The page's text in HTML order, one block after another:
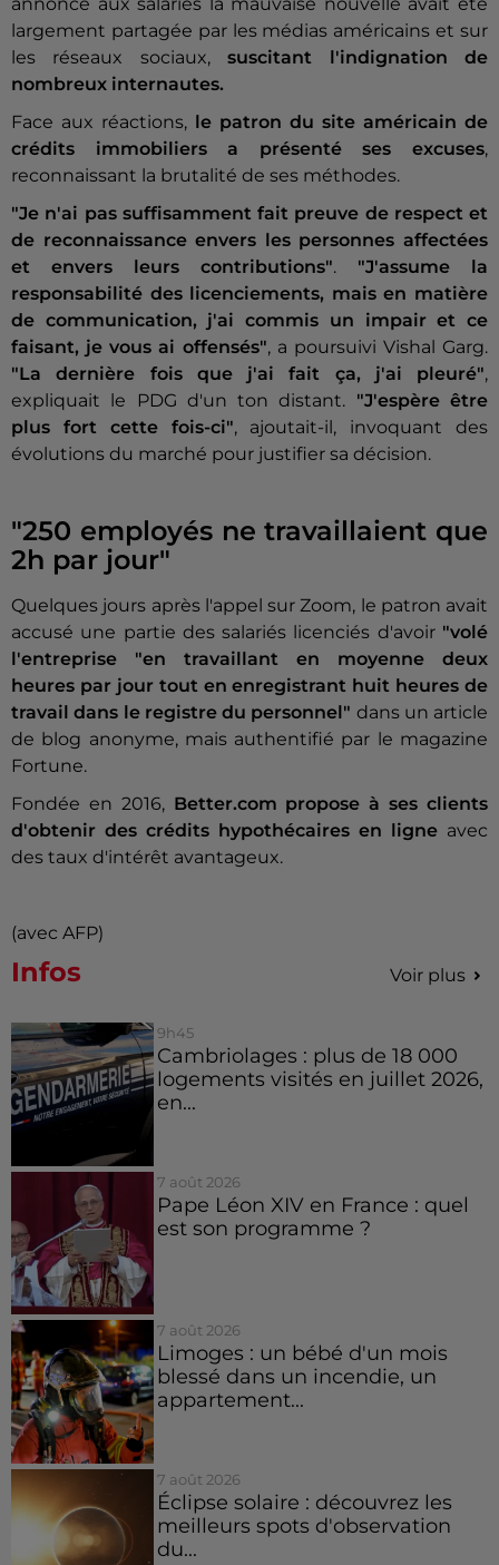
annonce aux salariés la mauvaise nouvelle avait été
largement partagée par les médias américains et sur
les réseaux sociaux,suscitant l'indignation de
nombreux internautes.
Face aux réactions,
le patron du site américain de
crédits immobiliers a présenté ses excuses,
reconnaissant la brutalité de ses méthodes.
"Je n'ai pas suffisamment fait preuve de respect et
de reconnaissance envers les personnes affectées
et envers leurs contributions". "J'assume la
responsabilité des licenciements, mais en matière
de communication, j'ai commis un impair et ce
faisant, je vous ai offensés", a poursuivi Vishal Garg.
"La dernière fois que j'ai fait ça, j'ai pleuré",
expliquait le PDG d'un ton distant. "J'espère être
plus fort cette fois-ci", ajoutait-il, invoquant des
évolutions du marché pour justifier sa décision.
"250 employés ne travaillaient que
2h par jour"
Quelques jours après l'appel sur Zoom, le patron avait
accusé une partie des salariés licenciés d'avoir "volé
l'entreprise "en travaillant en moyenne deux
heures par jour tout en enregistrant huit heures de
travail dans le registre du personnel" dans un article
de blog anonyme, mais authentifié par le magazine
Fortune.
Fondée en 2016, Better.com propose à ses clients
d'obtenir des crédits hypothécaires en ligne avec
des taux d'intérêt avantageux.
(avec AFP)
Infos Voir plus
9h45
Cambriolages : plus de 18 000
logements visités en juillet 2026,
en...
7 août 2026
Pape Léon XIV en France : quel
est son programme ?
7 août 2026
Limoges : un bébé d'un mois
blessé dans un incendie, un
appartement...
7 août 2026
Éclipse solaire : découvrez les
meilleurs spots d'observation
du...